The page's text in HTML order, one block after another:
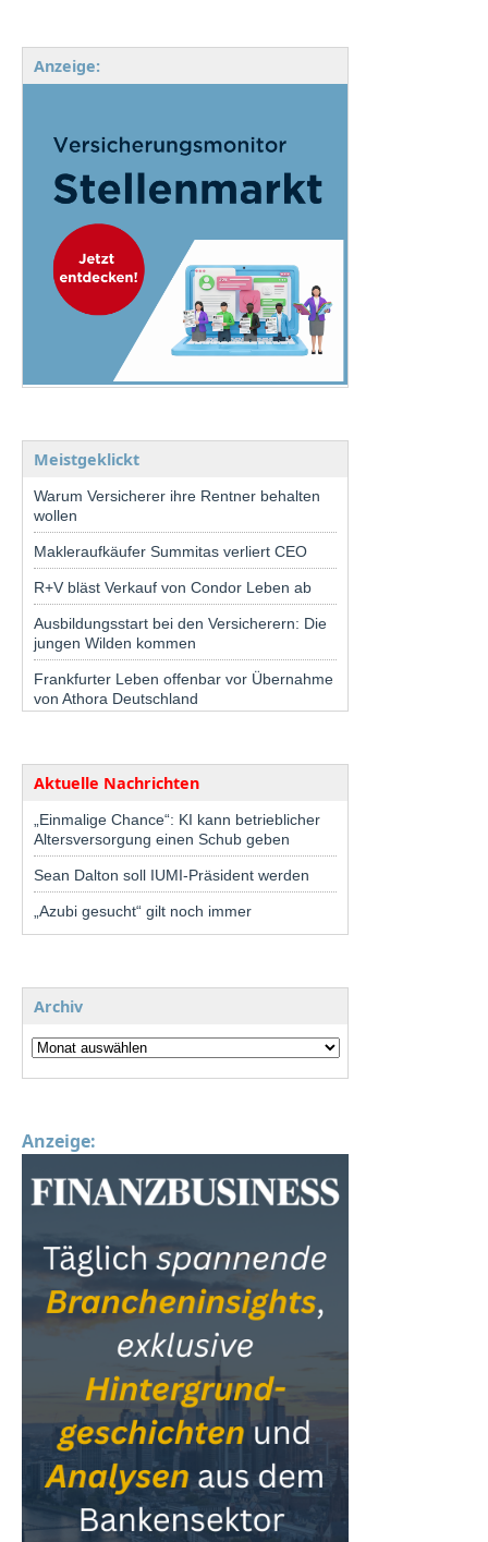
Anzeige:
Meistgeklickt
Warum Versicherer ihre Rentner behalten
wollen
Makleraufkäufer Summitas verliert CEO
R+V bläst Verkauf von Condor Leben ab
Ausbildungsstart bei den Versicherern: Die
jungen Wilden kommen
Frankfurter Leben offenbar vor Übernahme
von Athora Deutschland
Aktuelle Nachrichten
„Einmalige Chance“: KI kann betrieblicher
Altersversorgung einen Schub geben
Sean Dalton soll IUMI-Präsident werden
„Azubi gesucht“ gilt noch immer
Archiv
Anzeige: